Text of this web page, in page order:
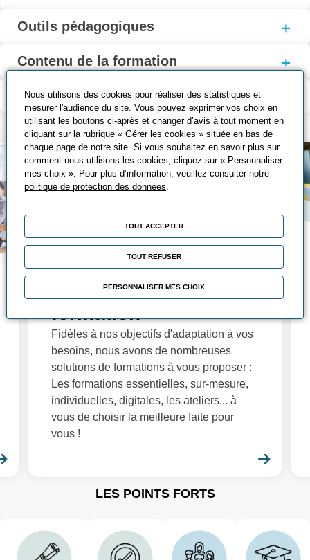
Outils pédagogiques
Contenu de la formation
Modalité d’évaluation
Nos solutions de
formation
Fidèles à nos objectifs d'adaptation à vos
besoins, nous avons de nombreuses
solutions de formations à vous proposer :
Les formations essentielles, sur-mesure,
individuelles, digitales, les ateliers... à
vous de choisir la meilleure faite pour
vous !
LES POINTS FORTS
Nous utilisons des cookies pour réaliser des statistiques et
mesurer l'audience du site. Vous pouvez exprimer vos choix en
utilisant les boutons ci-après et changer d’avis à tout moment en
cliquant sur la rubrique « Gérer les cookies » située en bas de
chaque page de notre site. Si vous souhaitez en savoir plus sur
comment nous utilisons les cookies, cliquez sur « Personnaliser
mes choix ». Pour plus d’information, veuillez consulter notre
politique de protection des données
TOUT ACCEPTER
TOUT REFUSER
PERSONNALISER MES CHOIX